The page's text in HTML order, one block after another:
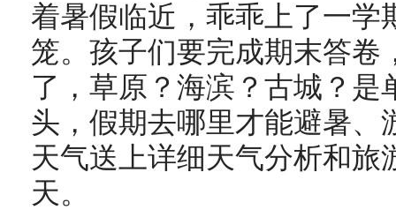
着暑假临近，乖乖上了一学
笼。孩子们要完成期末答卷
了，草原？海滨？古城？是
头，假期去哪里才能避暑、
天气送上详细天气分析和旅
天。